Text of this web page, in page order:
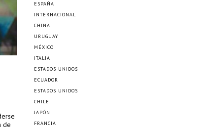
de
ESPAÑA
INTERNACIONAL
CHINA
URUGUAY
MÉXICO
ITALIA
ESTADOS UNIDOS
ECUADOR
ESTADOS UNIDOS
CHILE
JAPÓN
FRANCIA